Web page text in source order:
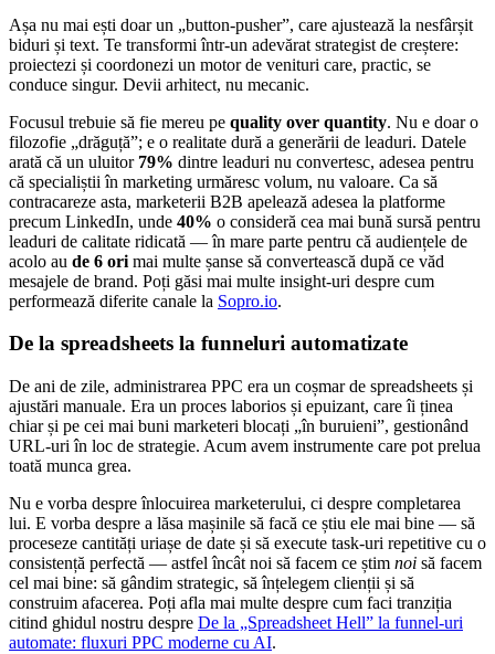
Așa nu mai ești doar un „button-pusher”, care ajustează la nesfârșit
biduri și text. Te transformi într-un adevărat strategist de creștere:
proiectezi și coordonezi un motor de venituri care, practic, se
conduce singur. Devii arhitect, nu mecanic.
Focusul trebuie să fie mereu pe quality over quantity. Nu e doar o
filozofie „drăguță”; e o realitate dură a generării de leaduri. Datele
arată că un uluitor 79% dintre leaduri nu convertesc, adesea pentru
că specialiștii în marketing urmăresc volum, nu valoare. Ca să
contracareze asta, marketerii B2B apelează adesea la platforme
precum LinkedIn, unde 40% o consideră cea mai bună sursă pentru
leaduri de calitate ridicată — în mare parte pentru că audiențele de
acolo au de 6 ori mai multe șanse să convertească după ce văd
mesajele de brand. Poți găsi mai multe insight-uri despre cum
performează diferite canale la Sopro.io.
De la spreadsheets la funneluri automatizate
De ani de zile, administrarea PPC era un coșmar de spreadsheets și
ajustări manuale. Era un proces laborios și epuizant, care îi ținea
chiar și pe cei mai buni marketeri blocați „în buruieni”, gestionând
URL-uri în loc de strategie. Acum avem instrumente care pot prelua
toată munca grea.
Nu e vorba despre înlocuirea marketerului, ci despre completarea
lui. E vorba despre a lăsa mașinile să facă ce știu ele mai bine — să
proceseze cantități uriașe de date și să execute task-uri repetitive cu o
consistență perfectă — astfel încât noi să facem ce știm noi să facem
cel mai bine: să gândim strategic, să înțelegem clienții și să
construim afacerea. Poți afla mai multe despre cum faci tranziția
citind ghidul nostru despre De la „Spreadsheet Hell” la funnel-uri
automate: fluxuri PPC moderne cu AI.